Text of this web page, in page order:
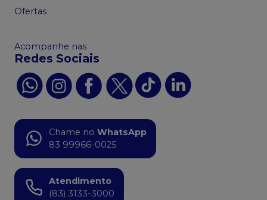
Ofertas
Acompanhe nas
Redes Sociais
Chame no WhatsApp
83 99966-0025
Atendimento
(83) 3133-3000